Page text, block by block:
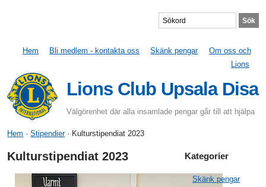
Hem Bli medlem - kontakta oss Skänk pengar
Om oss och
Lions
Lions Club Upsala Disa
Välgörenhet där alla insamlade pengar går till att hjälpa
Hem ·Stipendier· Kulturstipendiat 2023
Kulturstipendiat 2023 Kategorier
Skänk pengar